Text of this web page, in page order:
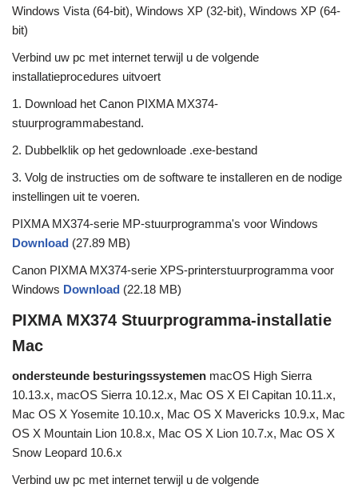
Windows Vista (64-bit), Windows XP (32-bit), Windows XP (64-
bit)
Verbind uw pc met internet terwijl u de volgende
installatieprocedures uitvoert
1. Download het Canon PIXMA MX374-
stuurprogrammabestand.
2. Dubbelklik op het gedownloade .exe-bestand
3. Volg de instructies om de software te installeren en de nodige
instellingen uit te voeren.
PIXMA MX374-serie MP-stuurprogramma's voor Windows
Download (27.89 MB)
Canon PIXMA MX374-serie XPS-printerstuurprogramma voor
Windows Download (22.18 MB)
PIXMA MX374 Stuurprogramma-installatie
Mac
ondersteunde besturingssystemen macOS High Sierra
10.13.x, macOS Sierra 10.12.x, Mac OS X El Capitan 10.11.x,
Mac OS X Yosemite 10.10.x, Mac OS X Mavericks 10.9.x, Mac
OS X Mountain Lion 10.8.x, Mac OS X Lion 10.7.x, Mac OS X
Snow Leopard 10.6.x
Verbind uw pc met internet terwijl u de volgende